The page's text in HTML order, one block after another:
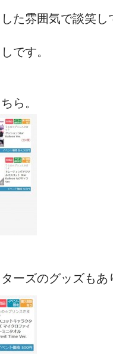
た雰囲気で談笑
です。
ら。
ーズのグッズもあ